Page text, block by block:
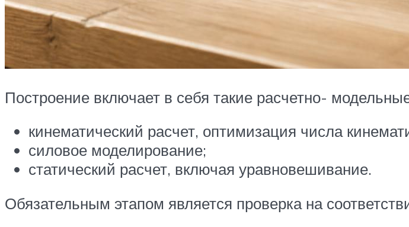
Построение включает в себя такие расчетно-
кинематический расчет, оптимизация числа
силовое моделирование;
статический расчет, включая уравновешивание.
Обязательным этапом является проверка на